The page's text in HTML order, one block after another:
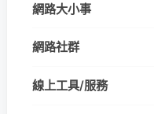
網路大小事
網路社群
線上工具/服務